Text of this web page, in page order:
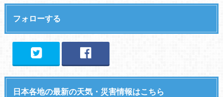
フォローする
日本各地の最新の天気・災害情報はこちら